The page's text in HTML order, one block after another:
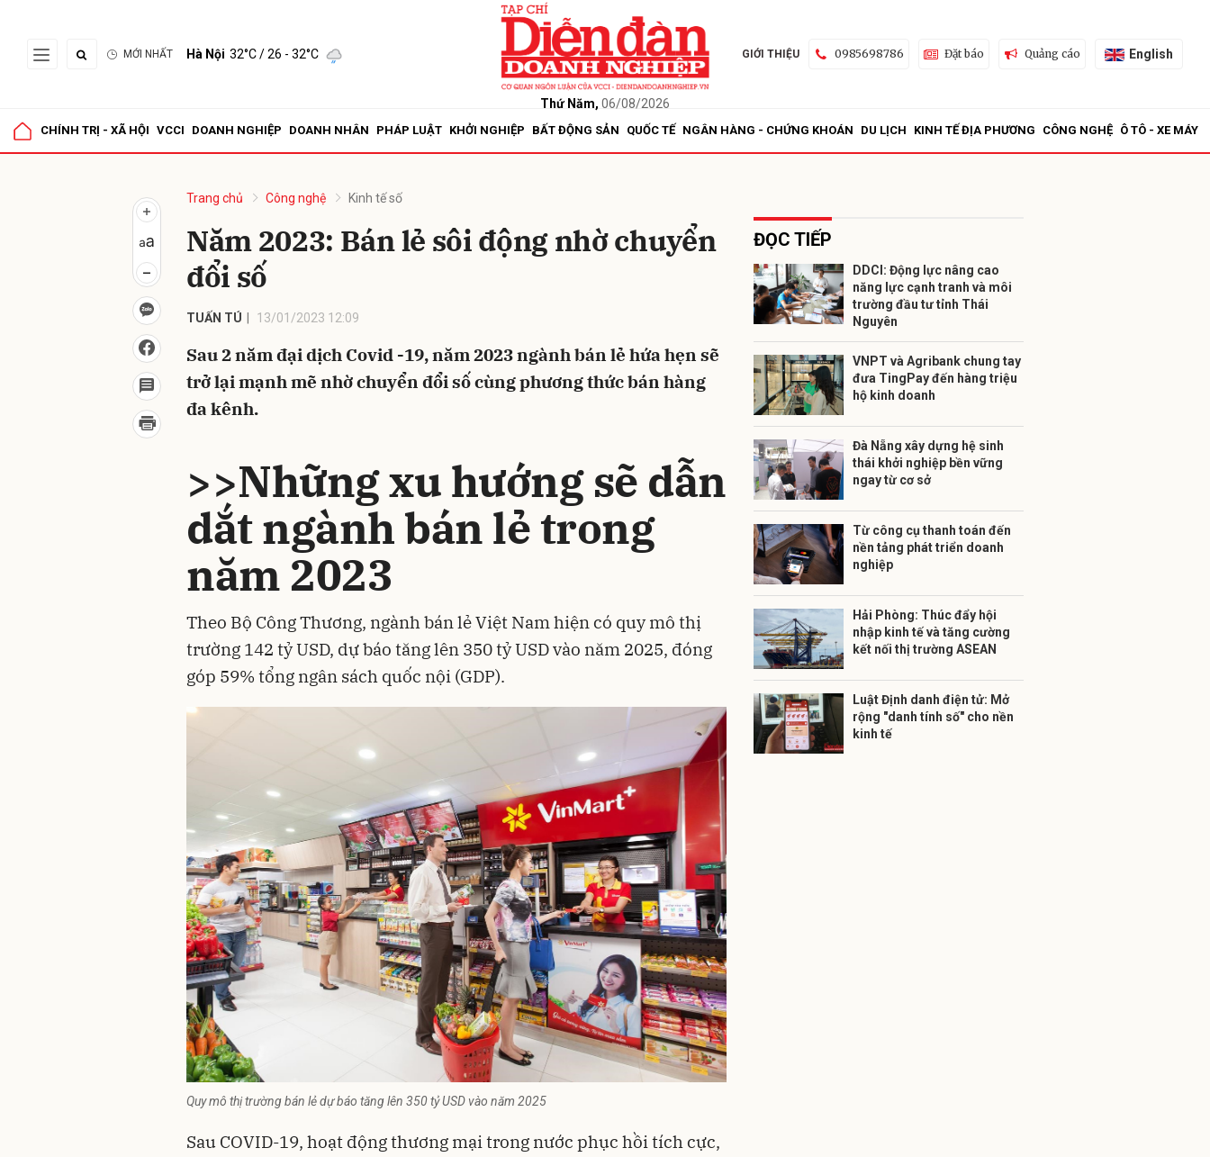
MỚI NHẤT Hà Nội 32°C/ 26 - 32°C
Thứ Năm, 06/08/2026
GIỚI THIỆU 0985698786 Đặt báo Quảng cáo English
CHÍNH TRỊ - XÃ HỘI VCCI DOANH NGHIỆP DOANH NHÂN PHÁP LUẬT KHỞI NGHIỆP BẤT ĐỘNG SẢN QUỐC TẾ NGÂN HÀNG - CHỨNG KHOÁN DU LỊCH KINH TẾ ĐỊA PHƯƠNG CÔNG NGHỆ Ô TÔ - XE MÁY
Trang chủ Công nghệ Kinh tế số
Năm 2023: Bán lẻ sôi động nhờ chuyển
đổi số
TUẤN TÚ 13/01/2023 12:09
Sau 2 năm đại dịch Covid -19, năm 2023 ngành bán lẻ hứa hẹn sẽ
trở lại mạnh mẽ nhờ chuyển đổi số cùng phương thức bán hàng
đa kênh.
>>Những xu hướng sẽ dẫn
dắt ngành bán lẻ trong
năm 2023
Theo Bộ Công Thương, ngành bán lẻ Việt Nam hiện có quy mô thị
trường 142 tỷ USD, dự báo tăng lên 350 tỷ USD vào năm 2025, đóng
góp 59% tổng ngân sách quốc nội (GDP).
Quy mô thị trường bán lẻ dự báo tăng lên 350 tỷ USD vào năm 2025
Sau COVID-19, hoạt động thương mại trong nước phục hồi tích cực,
ĐỌC TIẾP
DDCI: Động lực nâng cao
năng lực cạnh tranh và môi
trường đầu tư tỉnh Thái
Nguyên
VNPT và Agribank chung tay
đưa TingPay đến hàng triệu
hộ kinh doanh
Đà Nẵng xây dựng hệ sinh
thái khởi nghiệp bền vững
ngay từ cơ sở
Từ công cụ thanh toán đến
nền tảng phát triển doanh
nghiệp
Hải Phòng: Thúc đẩy hội
nhập kinh tế và tăng cường
kết nối thị trường ASEAN
Luật Định danh điện tử: Mở
rộng "danh tính số" cho nền
kinh tế
Gửi